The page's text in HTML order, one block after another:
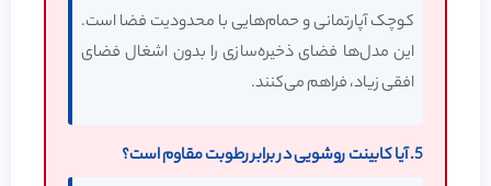
کوچک آپارتمانی و حمام‌هایی با محدودیت فضا است.
این مدل‌ها فضای ذخیره‌سازی را بدون اشغال فضای
افقی زیاد، فراهم می‌کنند.
5. آیا کابینت روشویی در برابر رطوبت مقاوم است؟